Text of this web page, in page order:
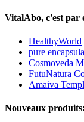
VitalAbo, c'est par
HealthyWorld
pure
Cosmoveda
FutuNatura
Amaiva
Nouveaux produits: